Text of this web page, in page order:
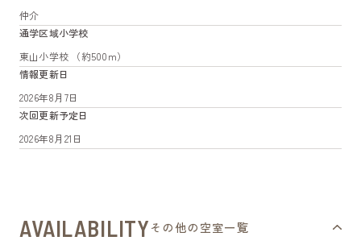
仲介
通学区域小学校
東山小学校 （約500m）
情報更新日
2026年8月7日
次回更新予定日
2026年8月21日
AVAILABILITY その他の空室一覧